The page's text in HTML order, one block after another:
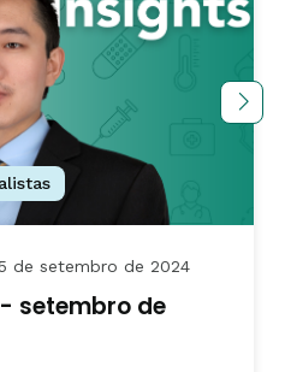
de setembro de 2024
setembro de